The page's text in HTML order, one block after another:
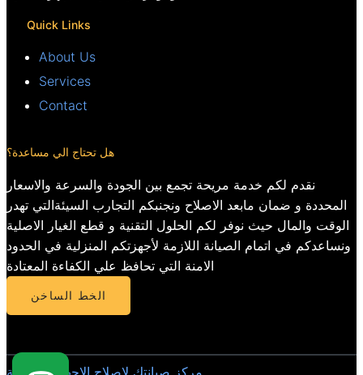
Quick Links
About Us
Services
Contact
هل تحتاج الي مساعدة؟
نقدم لكم خدمة مريحة تجمع بين الجودة والسرعة والاسعار
المحددة و ضمان مابعد الاصلاح ونجنبكم التجارب السيئةالتي تهدر
الوقت والمال حيث نوفر لكم الحلول التقنية و قطع الغيار الاصلية
ونساعدكم في اتمام الصيانة اللازمة لأجهزتكم المنزلية في الحدود
الامنة التي تحافظ علي الكفاءة المعتادة
الخط الساخن
مركز صيانتك لاصلاح الاجهزة المنزلية